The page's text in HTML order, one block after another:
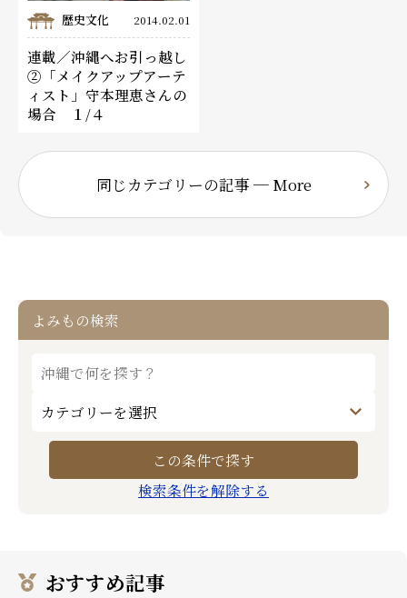
歴史文化 2014.02.01
連載／沖縄へお引っ越し
②「メイクアップアーテ
ィスト」守本理恵さんの
場合 １/４
同じカテゴリーの記事 ─ More
よみもの検索
検索条件を解除する
おすすめ記事